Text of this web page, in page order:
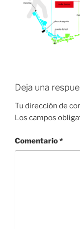
Deja una
Tu dirección de
Los campos
Comentario*